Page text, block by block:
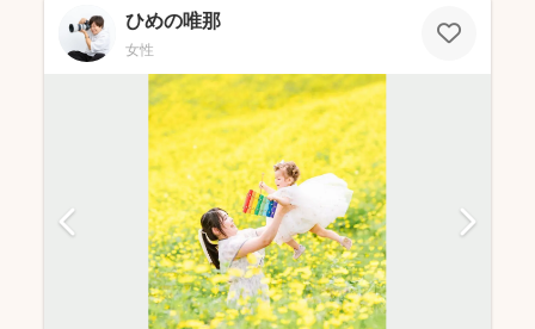
ひめの唯那
女性